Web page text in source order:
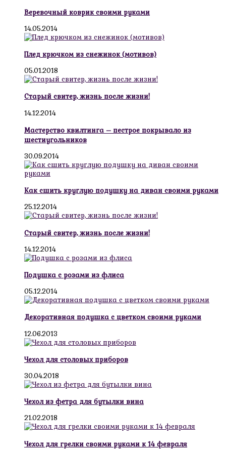
Веревочный коврик своими руками
14.05.2014
Плед крючком из снежинок (мотивов)
05.01.2018
Старый свитер, жизнь после жизни!
14.12.2014
Мастерство квилтинга – пестрое покрывало из
шестиугольников
30.09.2014
Как сшить круглую подушку на диван своими руками
25.12.2014
Старый свитер, жизнь после жизни!
14.12.2014
Подушка с розами из флиса
05.12.2014
Декоративная подушка с цветком своими руками
12.06.2013
Чехол для столовых приборов
30.04.2018
Чехол из фетра для бутылки вина
21.02.2018
Чехол для грелки своими руками к 14 февраля